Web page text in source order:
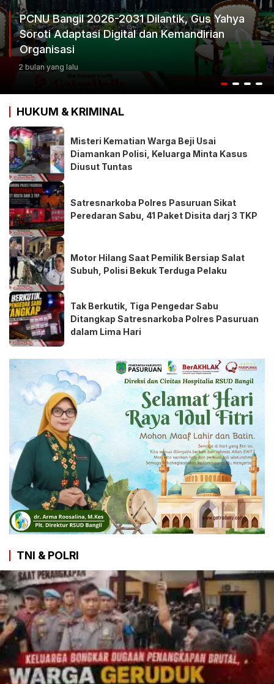
Dilantik, Gus Yahya
dan Kemandirian
Ketum Progib
Keputusan Terbaik
HUKUM & KRIMINAL
Misteri Kematian Warga Beji Usai
Diamankan Polisi, Keluarga Minta Kasus
Diusut Tuntas
Satresnarkoba Polres Pasuruan Sikat
Peredaran Sabu, 41 Paket Disita darj 3 TKP
Motor Hilang Saat Pemilik Bersiap Salat
Subuh, Polisi Bekuk Terduga Pelaku
Tak Berkutik, Tiga Pengedar Sabu
Ditangkap Satresnarkoba Polres Pasuruan
dalam Lima Hari
TNI & POLRI